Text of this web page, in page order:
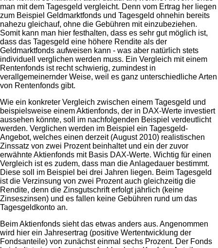
man mit dem Tagesgeld vergleicht. Denn vom Ertrag her liegen
zum Beispiel Geldmarktfonds und Tagesgeld ohnehin bereits
nahezu gleichauf, ohne die Gebühren mit einzubeziehen.
Somit kann man hier festhalten, dass es sehr gut möglich ist,
dass das Tagesgeld eine höhere Rendite als der
Geldmarktfonds aufweisen kann - was aber natürlich stets
individuell verglichen werden muss. Ein Vergleich mit einem
Rentenfonds ist recht schwierig, zumindest in
verallgemeinernder Weise, weil es ganz unterschiedliche Arten
von Rentenfonds gibt.
Wie ein konkreter Vergleich zwischen einem Tagesgeld und
beispielsweise einem Aktienfonds, der in DAX-Werte investiert
aussehen könnte, soll im nachfolgenden Beispiel verdeutlicht
werden. Verglichen werden im Beispiel ein Tagesgeld-
Angebot, welches einen derzeit (August 2010) realistischen
Zinssatz von zwei Prozent beinhaltet und ein der zuvor
erwähnte Aktienfonds mit Basis DAX-Werte. Wichtig für einen
Vergleich ist es zudem, dass man die Anlagedauer bestimmt.
Diese soll im Beispiel bei drei Jahren liegen. Beim Tagesgeld
ist die Verzinsung von zwei Prozent auch gleichzeitig die
Rendite, denn die Zinsgutschrift erfolgt jährlich (keine
Zinseszinsen) und es fallen keine Gebühren rund um das
Tagesgeldkonto an.
Beim Aktienfonds sieht das etwas anders aus. Angenommen
wird hier ein Jahresertrag (positive Wertentwicklung der
Fondsanteile) von zunächst einmal sechs Prozent. Der Fonds